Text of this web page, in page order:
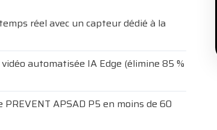
réel avec un capteur dédié à la
automatisée IA Edge (élimine 85 %
APSAD P5 en moins de 60